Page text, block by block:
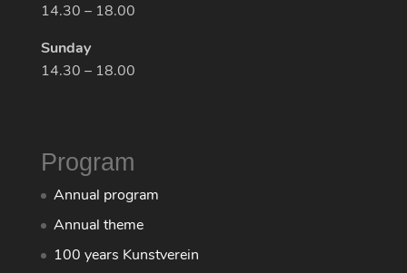
14.30 – 18.00
Sunday
14.30 – 18.00
Program
Annual program
Annual theme
100 years Kunstverein